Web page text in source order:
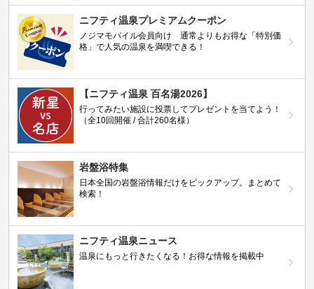
ニフティ温泉プレミアムクーポン
ノジマモバイル会員向け 通常よりもお得な「特別価
格」で人気の温泉を満喫できる！
【ニフティ温泉 百名湯2026】
行ってみたい施設に投票してプレゼントを当てよう！
（全10回開催 / 合計260名様）
岩盤浴特集
日本全国の岩盤浴情報だけをピックアップ。まとめて
検索！
ニフティ温泉ニュース
温泉にもっと行きたくなる！お得な情報を掲載中